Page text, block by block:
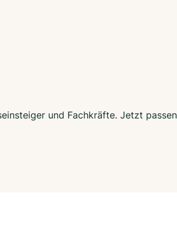
und Fachkräfte. Jetzt